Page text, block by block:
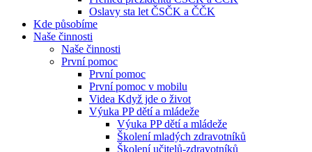
Oslavy sta let ČSČK a ČČK
Kde působíme
Naše činnosti
Naše činnosti
První pomoc
První pomoc
První pomoc v mobilu
Videa Když jde o život
Výuka PP dětí a mládeže
Výuka PP dětí a mládeže
Školení mladých zdravotníků
Školení učitelů-zdravotníků